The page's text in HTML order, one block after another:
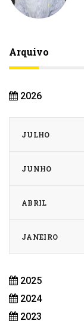
Arquivo
2026
JULHO
JUNHO
ABRIL
JANEIRO
2025
2024
2023